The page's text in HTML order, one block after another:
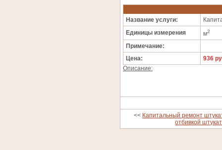
Название услуги:
Единицы измерения
м2
Примечание:
Цена:
936
Описание:
<< Капитальный ремонт
отбивкой